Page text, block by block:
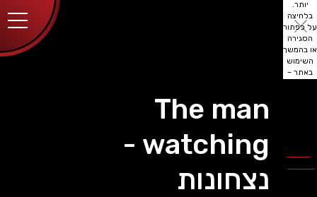
יותר.
בלחיצה
על כפתור
הסגירה
או בהמשך
השימוש
באתר –
The man
watching -
נצחונות